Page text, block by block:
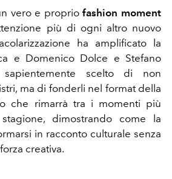
vero e propriofashion moment
più di ogni altro nuovo
ha amplificato la
e Domenico Dolce e Stefano
sapientemente scelto di non
ma di fonderli nel format della
che rimarrà tra i momenti più
dimostrando come la
in racconto culturale senza
creativa.